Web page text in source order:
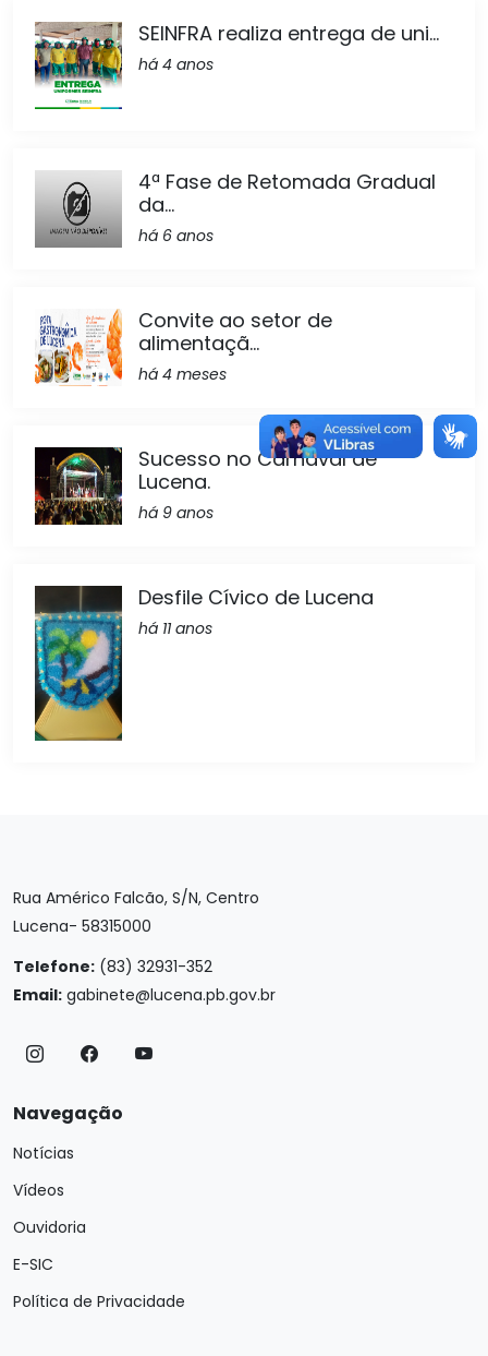
SEINFRA realiza entrega de uni...
há 4 anos
4ª Fase de Retomada Gradual
da...
há 6 anos
Convite ao setor de
alimentaçã...
há 4 meses
Sucesso no Carnaval de
Lucena.
há 9 anos
Desfile Cívico de Lucena
há 11 anos
Rua Américo Falcão, S/N, Centro
Lucena- 58315000
Telefone: (83) 32931-352
Email: gabinete@lucena.pb.gov.br
Navegação
Notícias
Vídeos
Ouvidoria
E-SIC
Política de Privacidade